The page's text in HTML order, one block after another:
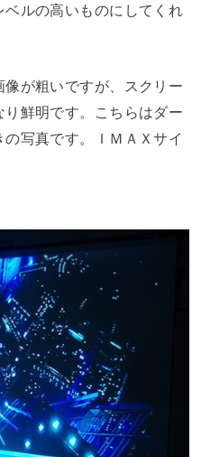
ルの高いものにしてくれ
が粗いですが、スクリー
鮮明です。こちらはダー
写真です。ＩＭＡＸサイ